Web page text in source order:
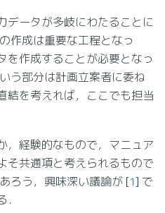
データが多岐にわたることに
作成は重要な工程となっ
を作成することが必要となっ
う部分は計画立案者に委ね
結を考えれば，ここでも担当
，経験的なもので，マニュア
そ共通項と考えられるもので
ろう，興味深い議論が [1] で